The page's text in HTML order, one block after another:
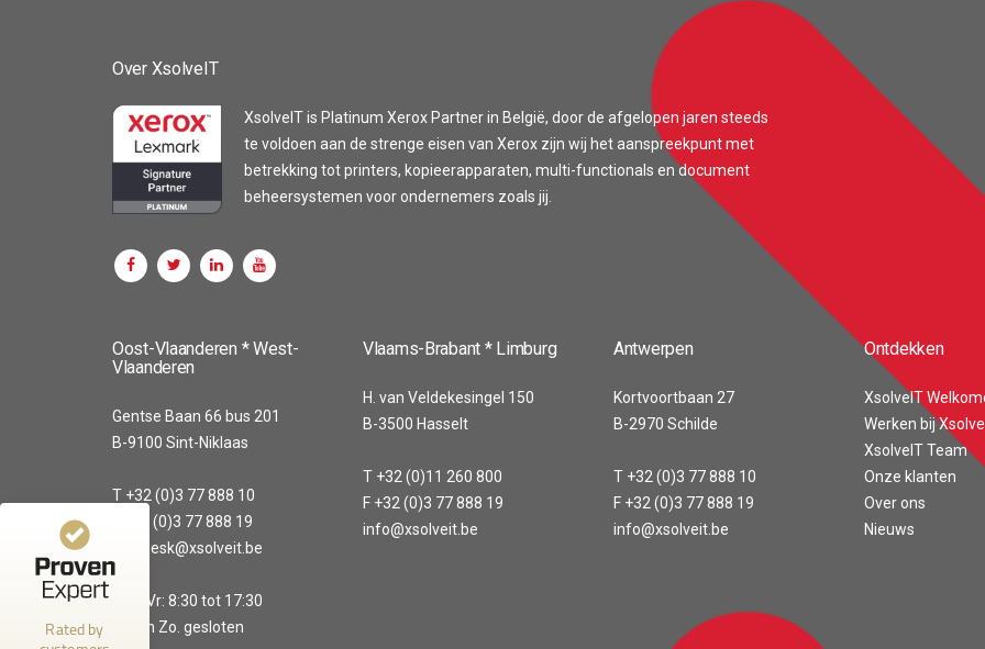
Over XsolveIT
XsolveIT is Platinum Xerox Partner in België, door de afgelopen jaren steeds
te voldoen aan de strenge eisen van Xerox zijn wij het aanspreekpunt met
betrekking tot printers, kopieerapparaten, multi-functionals en document
beheersystemen voor ondernemers zoals jij.
Oost-Vlaanderen * West-
Vlaanderen
Gentse Baan 66 bus 201
B-9100 Sint-Niklaas
T +32 (0)3 77 888 10
F +32 (0)3 77 888 19
helpdesk@xsolveit.be
Ma - Vr: 8:30 tot 17:30
Za. en Zo. gesloten
Vlaams-Brabant * Limburg
H. van Veldekesingel 150
B-3500 Hasselt
T +32 (0)11 260 800
F +32 (0)3 77 888 19
info@xsolveit.be
Antwerpen
Kortvoortbaan 27
B-2970 Schilde
T +32 (0)3 77 888 10
F +32 (0)3 77 888 19
info@xsolveit.be
Ontdekken
XsolveIT
Werken bij
XsolveIT Team
Onze klanten
Over ons
Nieuws
Rated by
XsolveIT
Recommended on
ProvenExpert.com
4.56 / 5.00
43
Reviews on
ProvenExpert.com
Reviews from 1
other source
ProvenExpert.com
Anonymous